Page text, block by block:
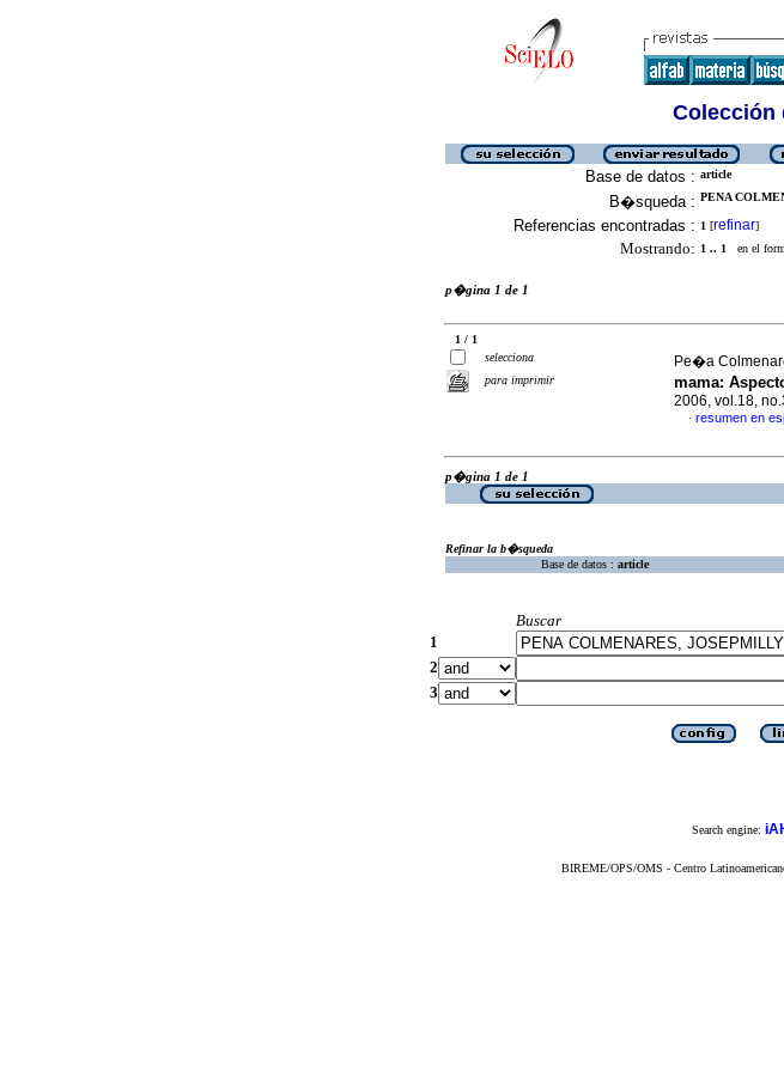
Colección
Base de datos : article
B�squeda : PENA
Referencias encontradas : 1 [refinar]
Mostrando: 1 .. 1 en el
p�gina 1 de 1
1 / 1
selecciona
para imprimir
Pe�a
mama:
2006, vol.18,
· resumen en
p�gina 1 de 1
Refinar la b�squeda
Base de datos : article
Buscar
1
2
3
Search engine:
BIREME/OPS/OMS - Centro